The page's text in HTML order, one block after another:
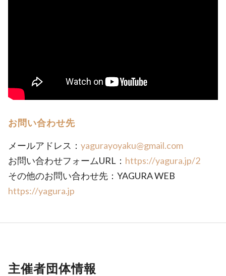
お問い合わせ先
メールアドレス： yagurayoyaku@gmail.com
お問い合わせフォームURL： https://yagura.jp/2
その他のお問い合わせ先：YAGURA WEB
https://yagura.jp
主催者団体情報